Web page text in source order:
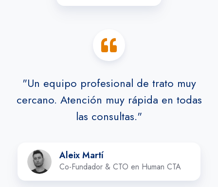
"Un equipo profesional de trato muy
cercano. Atención muy rápida en todas
las consultas."
Aleix Martí
Co-Fundador & CTO en Human CTA
Martí